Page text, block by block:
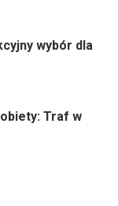
wybór dla
Traf w